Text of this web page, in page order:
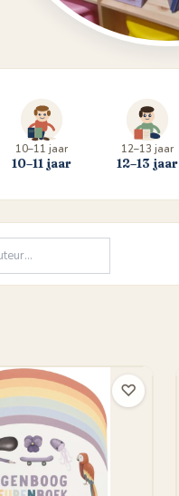
10–11 jaar
10–11 jaar
12–13 jaar
12–13 jaar
♡